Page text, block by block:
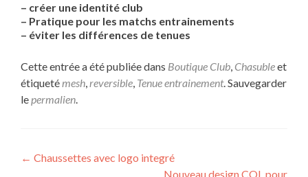
– créer une identité club
– Pratique pour les matchs entrainements
– éviter les différences de tenues
Cette entrée a été publiée dans Boutique Club, Chasubleet
étiquetémesh,reversible, Tenue entrainement. Sauvegarder
lepermalien.
Navigation
← Chaussettes avec logo integré
Nouveau design COL pour